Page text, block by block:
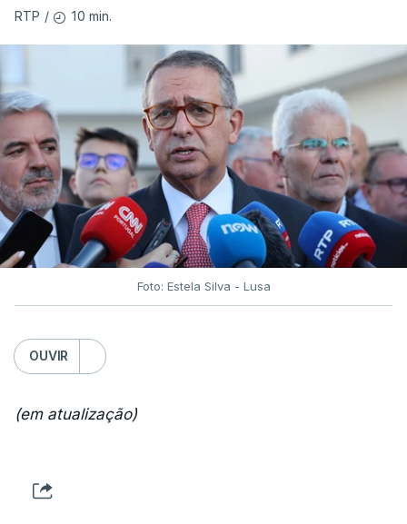
RTP / 10 min.
Foto: Estela Silva - Lusa
OUVIR
(em atualização)